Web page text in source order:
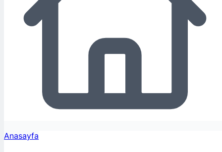
Anasayfa